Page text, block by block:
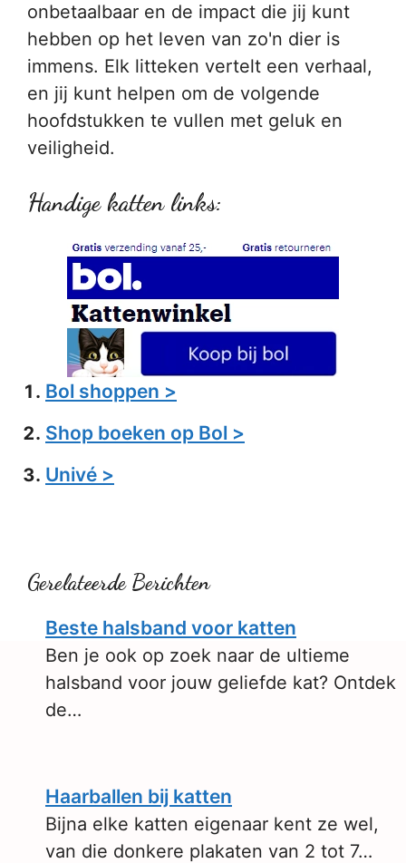
onbetaalbaar en de impact die jij kunt
hebben op het leven van zo'n dier is
immens. Elk litteken vertelt een verhaal,
en jij kunt helpen om de volgende
hoofdstukken te vullen met geluk en
veiligheid.
Handige katten links:
Bol shoppen >
Shop boeken op Bol >
Univé >
Gerelateerde Berichten
Beste halsband voor katten
Ben je ook op zoek naar de ultieme
halsband voor jouw geliefde kat? Ontdek
de…
Haarballen bij katten
Bijna elke katten eigenaar kent ze wel,
van die donkere plakaten van 2 tot 7…